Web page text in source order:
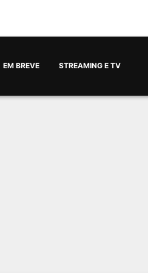
EM BREVE STREAMING E TV